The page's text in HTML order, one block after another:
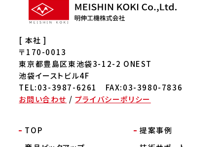
[ 本社 ]
〒170-0013
東京都豊島区東池袋3-12-2 ONEST
池袋イーストビル4F
TEL:03-3987-6261 FAX:03-3980-7836
お問い合わせ / プライバシーポリシー
TOP
提案事例